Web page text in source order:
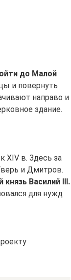
до Малой
и повернуть
направо и
здание.
XIV в. Здесь за
и Дмитров.
Василий III.
для нужд